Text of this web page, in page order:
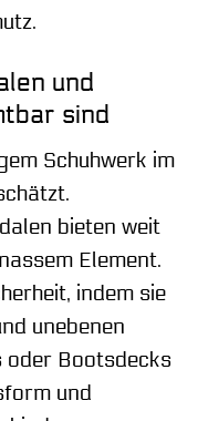
und
sind
Schuhwerk im
bieten weit
Element.
indem sie
unebenen
oder Bootsdecks
und